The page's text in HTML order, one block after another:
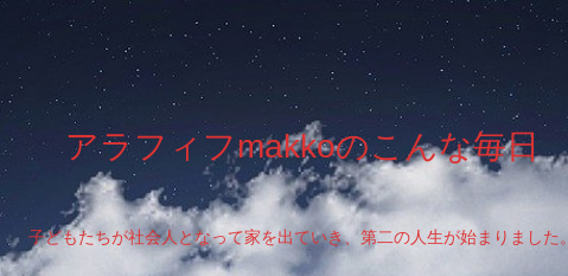
アラフィフmakkoのこんな毎日
子どもたちが社会人となって家を出ていき、第二の人生が始まりました。